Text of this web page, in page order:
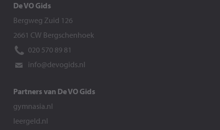
De VO Gids
Bergweg Zuid 126
2661 CW Bergschenhoek
020 570 89 81
info@devogids.nl
Partners van De VO Gids
gymnasia.nl
leergeld.nl